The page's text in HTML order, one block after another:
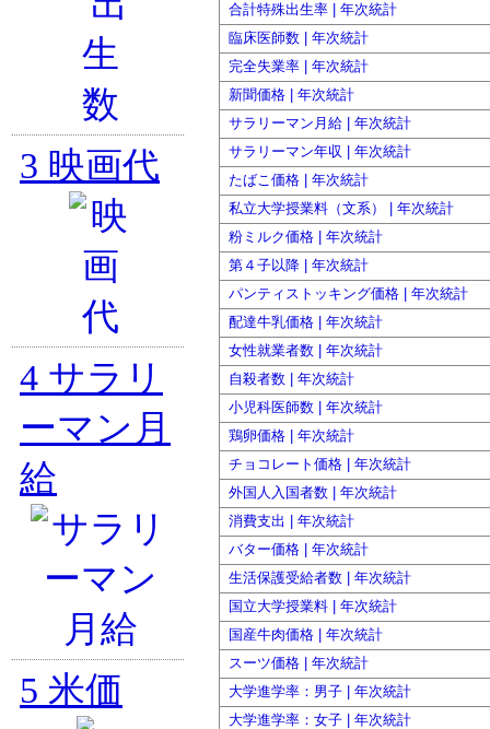
合計特殊出生率 | 年次統計
臨床医師数 | 年次統計
完全失業率 | 年次統計
新聞価格 | 年次統計
サラリーマン月給 | 年次統計
サラリーマン年収 | 年次統計
たばこ価格 | 年次統計
私立大学授業料（文系） | 年次統計
粉ミルク価格 | 年次統計
第４子以降 | 年次統計
パンティストッキング価格 | 年次統計
配達牛乳価格 | 年次統計
女性就業者数 | 年次統計
自殺者数 | 年次統計
小児科医師数 | 年次統計
鶏卵価格 | 年次統計
チョコレート価格 | 年次統計
外国人入国者数 | 年次統計
消費支出 | 年次統計
バター価格 | 年次統計
生活保護受給者数 | 年次統計
国立大学授業料 | 年次統計
国産牛肉価格 | 年次統計
スーツ価格 | 年次統計
大学進学率：男子 | 年次統計
大学進学率：女子 | 年次統計
3 映画代
4 サラリ
ーマン月
給
5 米価